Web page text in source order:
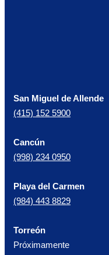
San Miguel de Allende
(415) 152 5900
Cancún
(998) 234 0950
Playa del Carmen
(984) 443 8829
Torreón
Próximamente